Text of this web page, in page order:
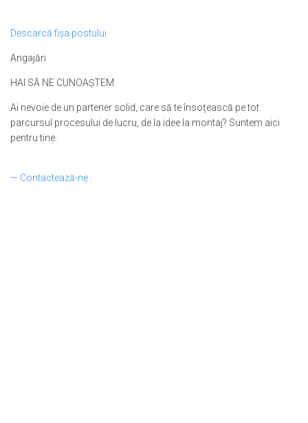
Descarcă fișa postului
Angajări
HAI SĂ NE CUNOAȘTEM
Ai nevoie de un partener solid, care să te însoțească pe tot
parcursul procesului de lucru, de la idee la montaj? Suntem aici
pentru tine.
— Contactează-ne